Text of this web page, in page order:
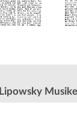
Lipowsky